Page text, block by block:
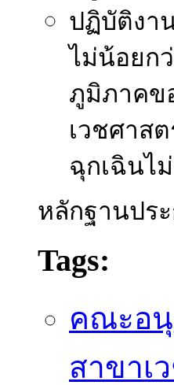
ปฏิบัติงา
ไม่น้อยก
ภูมิภาคข
เวชศาส
ฉุกเฉินไ
หลักฐานปร
Tags:
คณะอนุ
สาขาเ